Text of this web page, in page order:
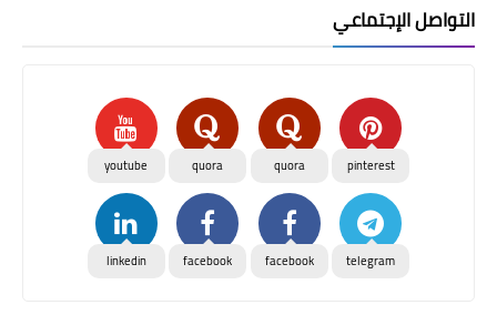
التواصل الإجتماعي
pinterest
quora
quora
youtube
telegram
facebook
facebook
linkedin